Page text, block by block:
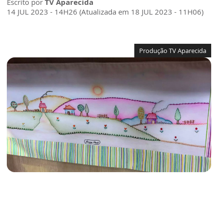
Escrito por TV Aparecida
14 JUL 2023 - 14H26 (Atualizada em 18 JUL 2023 - 11H06)
Produção TV Aparecida